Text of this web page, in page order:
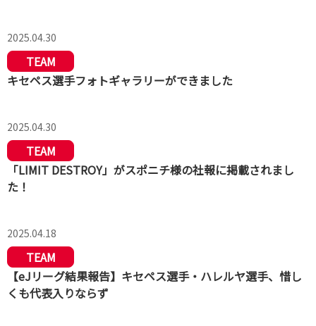
2025.04.30
TEAM
キセペス選手フォトギャラリーができました
2025.04.30
TEAM
「LIMIT DESTROY」がスポニチ様の社報に掲載されまし
た！
2025.04.18
TEAM
【eJリーグ結果報告】キセペス選手・ハレルヤ選手、惜し
くも代表入りならず